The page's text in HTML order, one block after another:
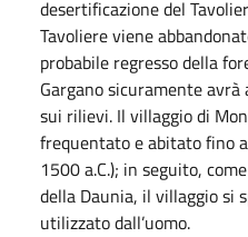
desertificazione del
Tavoliere viene
probabile regresso della
Gargano sicuramente avrà
sui rilievi. Il villaggio di
frequentato e abitato fino
1500 a.C.); in seguito,
della Daunia, il villaggio si
utilizzato dall’uomo.